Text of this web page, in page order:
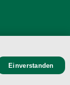
Einverstanden